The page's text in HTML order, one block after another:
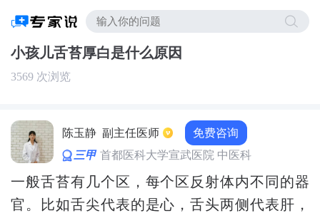
小孩儿舌苔厚白是什么原因
3569 次浏览
陈玉静 副主任医师 免费咨询
三甲 首都医科大学宣武医院 中医科
一般舌苔有几个区，每个区反射体内不同的器
官。比如舌尖代表的是心，舌头两侧代表肝，